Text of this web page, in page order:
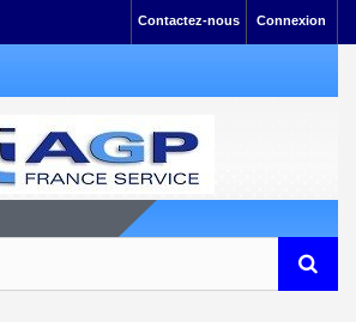
Connexion
Contactez-nous